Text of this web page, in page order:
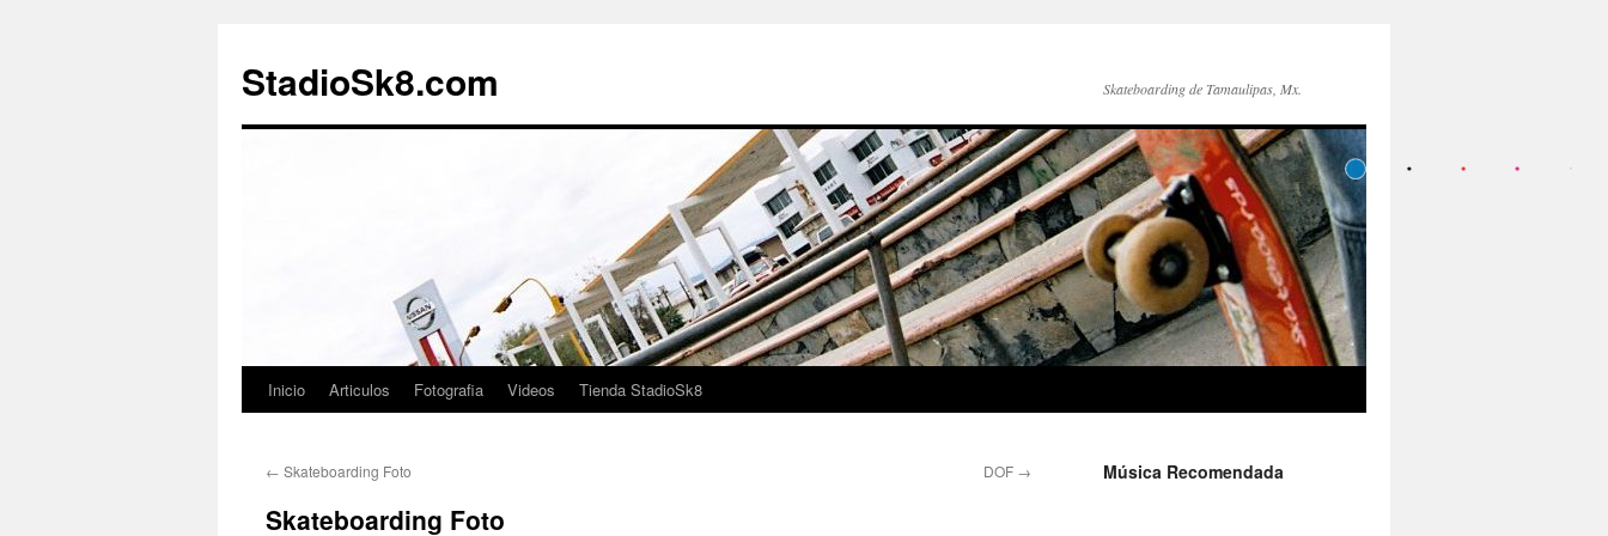
StadioSk8.com Skateboarding de Tamaulipas, Mx.
contenido
Inicio Articulos Fotografia Videos Tienda StadioSk8
← Skateboarding Foto DOF →
Skateboarding Foto
Música Recomendada